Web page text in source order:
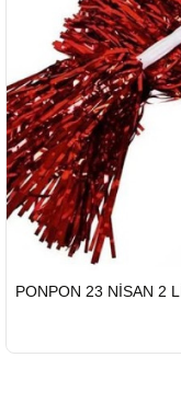
GÖNDERİ